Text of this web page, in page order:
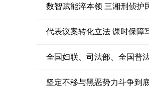
数智赋能淬本领 三湘刑侦护
代表议案转化立法 课时保障
全国妇联、司法部、全国普
坚定不移与黑恶势力斗争到